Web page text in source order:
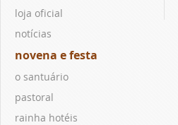
loja oficial
notícias
novena e festa
o santuário
pastoral
rainha hotéis